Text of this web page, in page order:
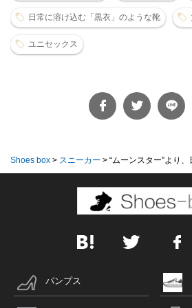
日常に溶け込む「黒衣」のような靴
ユニセックス
Shoes box > スニーカー > “ムーンスター”より
パンプス